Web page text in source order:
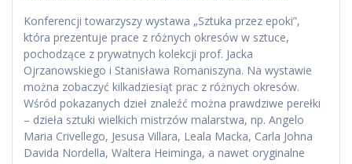
Konferencji towarzyszy wystawa „Sztuka przez epoki”,
która prezentuje prace z różnych okresów w sztuce,
pochodzące z prywatnych kolekcji prof. Jacka
Ojrzanowskiego i Stanisława Romaniszyna. Na wystawie
można zobaczyć kilkadziesiąt prac z różnych okresów.
Wśród pokazanych dzieł znaleźć można prawdziwe perełki
– dzieła sztuki wielkich mistrzów malarstwa, np. Angelo
Maria Crivellego, Jesusa Villara, Leala Macka, Carla Johna
Davida Nordella, Waltera Heiminga, a nawet oryginalne